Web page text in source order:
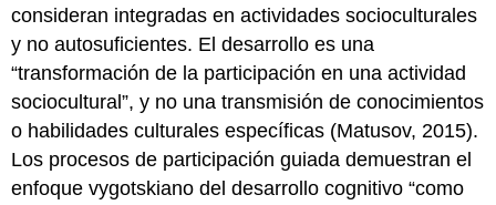
consideran integradas en actividades socioculturales
y no autosuficientes. El desarrollo es una
“transformación de la participación en una actividad
sociocultural”, y no una transmisión de conocimientos
o habilidades culturales específicas (Matusov, 2015).
Los procesos de participación guiada demuestran el
enfoque vygotskiano del desarrollo cognitivo “como